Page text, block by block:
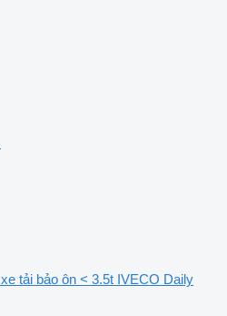
xe tải bảo ôn < 3.5t IVECO Daily